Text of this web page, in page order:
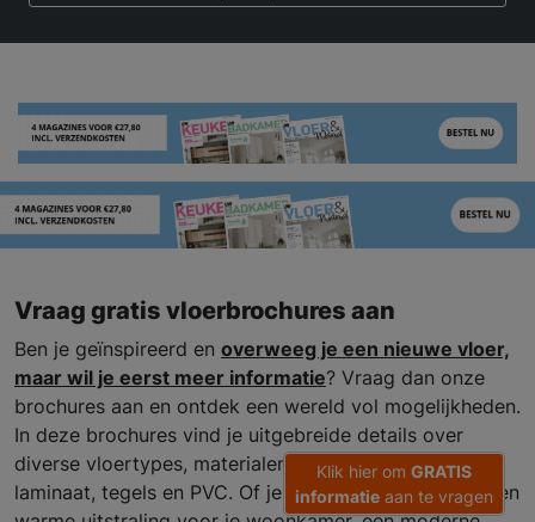
Vraag gratis vloerbrochures aan
Ben je geïnspireerd en overweeg je een nieuwe vloer,
maar wil je eerst meer informatie? Vraag dan onze
brochures aan en ontdek een wereld vol mogelijkheden.
In deze brochures vind je uitgebreide details over
diverse vloertypes, materialen en designs, zoals
laminaat, tegels en PVC. Of je nu op zoek bent naar een
Klik hier om GRATIS
informatie aan te vragen